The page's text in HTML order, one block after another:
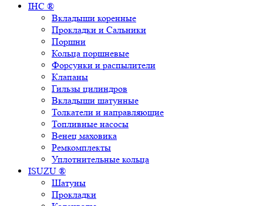
IHC ®
Вкладыши коренные
Прокладки и Сальники
Поршни
Кольца поршневые
Форсунки и распылители
Клапаны
Гильзы цилиндров
Вкладыши шатунные
Толкатели и направляющие
Топливные насосы
Венец маховика
Ремкомплекты
Уплотнительные кольца
ISUZU ®
Шатуны
Прокладки